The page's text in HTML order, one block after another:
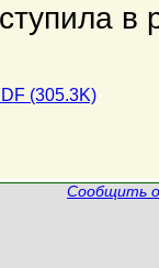
в
(305.3K)
Сообщить о